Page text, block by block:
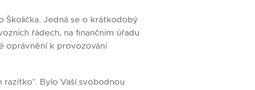
Školička. Jedná se o krátkodobý
řádech, na finančním úřadu
oprávnění k provozování
Bylo Vaší svobodnou